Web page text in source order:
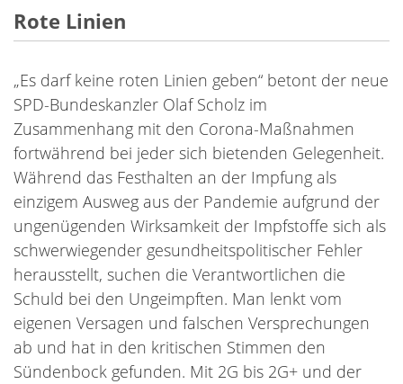
Rote Linien
„Es darf keine roten Linien geben“ betont der neue
SPD-Bundeskanzler Olaf Scholz im
Zusammenhang mit den Corona-Maßnahmen
fortwährend bei jeder sich bietenden Gelegenheit.
Während das Festhalten an der Impfung als
einzigem Ausweg aus der Pandemie aufgrund der
ungenügenden Wirksamkeit der Impfstoffe sich als
schwerwiegender gesundheitspolitischer Fehler
herausstellt, suchen die Verantwortlichen die
Schuld bei den Ungeimpften. Man lenkt vom
eigenen Versagen und falschen Versprechungen
ab und hat in den kritischen Stimmen den
Sündenbock gefunden. Mit 2G bis 2G+ und der